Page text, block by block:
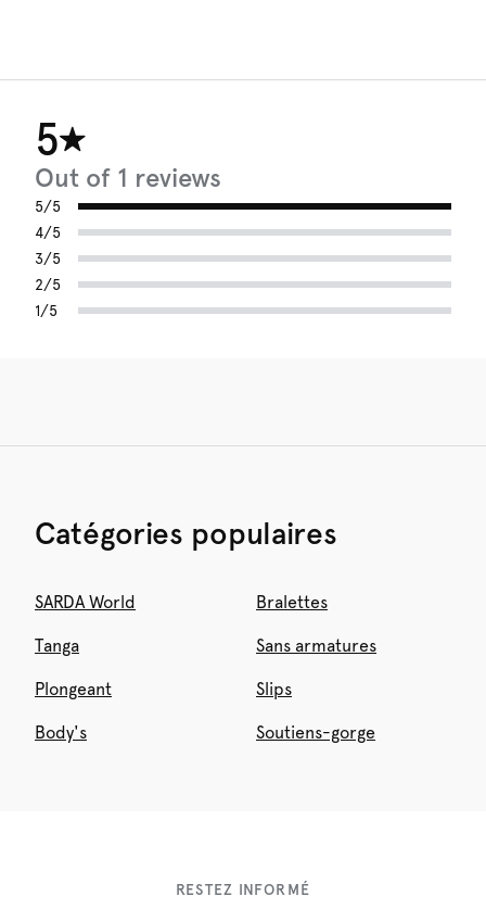
5
Out of 1 reviews
5/5
4/5
3/5
2/5
1/5
Catégories populaires
SARDA World Bralettes
Tanga Sans armatures
Plongeant Slips
Body's Soutiens-gorge
RESTEZ INFORMÉ